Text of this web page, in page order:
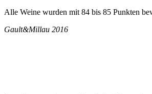
Alle Weine wurden mit 84 bis 85 Punkten
Gault&Millau 2016